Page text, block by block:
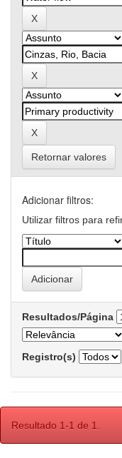
Retornar valores
Adicionar filtros:
Utilizar filtros para
Resultados/Página
Registro(s)
Resultado 1-1 de 1.